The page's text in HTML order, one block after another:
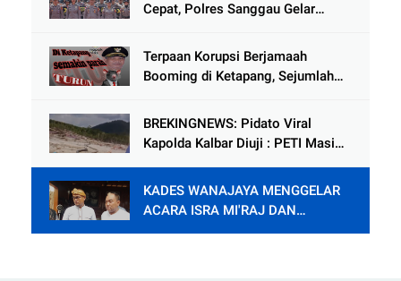
Cepat, Polres Sanggau Gelar
Hadapi Potensi Gangguan
Kamtibmas
Terpaan Korupsi Berjamaah
Booming di Ketapang, Sejumlah
Lingkaran
BREKINGNEWS: Pidato Viral
Kapolda Kalbar Diuji : PETI Masih
KADES WANAJAYA MENGGELAR
ACARA ISRA MI'RAJ DAN
SYUKURAN PENDOPO.